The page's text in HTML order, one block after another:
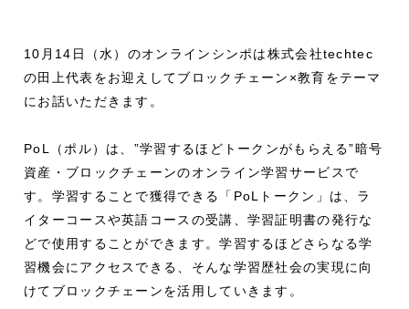
10月14日（水）のオンラインシンポは株式会社techtec
の田上代表をお迎えしてブロックチェーン×教育をテーマ
にお話いただきます。
PoL（ポル）は、”学習するほどトークンがもらえる”暗号
資産・ブロックチェーンのオンライン学習サービスで
す。学習することで獲得できる「PoLトークン」は、ラ
イターコースや英語コースの受講、学習証明書の発行な
どで使用することができます。学習するほどさらなる学
習機会にアクセスできる、そんな学習歴社会の実現に向
けてブロックチェーンを活用していきます。